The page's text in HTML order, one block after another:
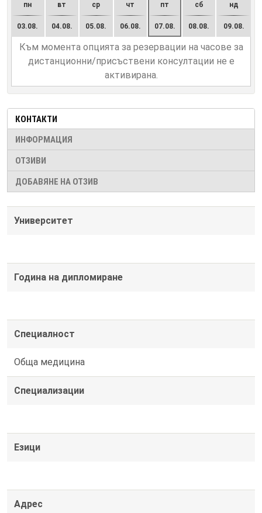
пн
03.08.
вт
04.08.
ср
05.08.
чт
06.08.
пт
07.08.
сб
08.08.
нд
09.08.
Към момента опцията за резервации на часове за
дистанционни/присъствени консултации не е
активирана.
КОНТАКТИ
ИНФОРМАЦИЯ
ОТЗИВИ
ДОБАВЯНЕ НА ОТЗИВ
Университет
Година на дипломиране
Специалност
Обща медицина
Специализации
Езици
Адрес